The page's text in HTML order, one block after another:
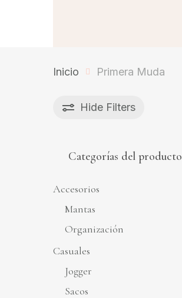
Inicio Primera Muda
Hide Filters
Categorías del producto
Accesorios
Mantas
Organización
Casuales
Jogger
Sacos